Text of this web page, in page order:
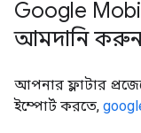
Google
আমদানি
আপনার ফ্লাটার
ইম্পোর্ট করতে,